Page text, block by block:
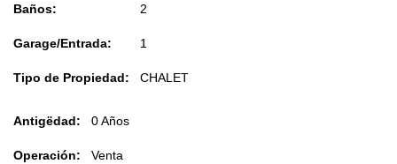
Baños:
Garage/Entrada:
Tipo de Propiedad:
2
1
CHALET
Antigëdad:
Operación:
0 Años
Venta